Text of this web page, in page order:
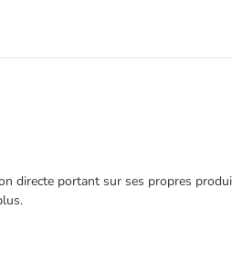
directe portant sur ses propres